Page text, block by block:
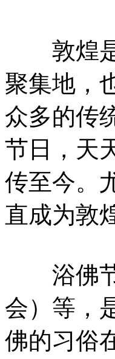
敦煌是
聚集地，
众多的传
节日，天
传至今。
直成为敦
浴佛节
会）等，
佛的习俗